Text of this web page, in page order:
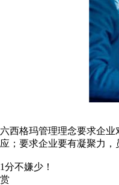
六西格玛管理理念要求企
应；要求企业要有凝聚力
1分不嫌少！
赏